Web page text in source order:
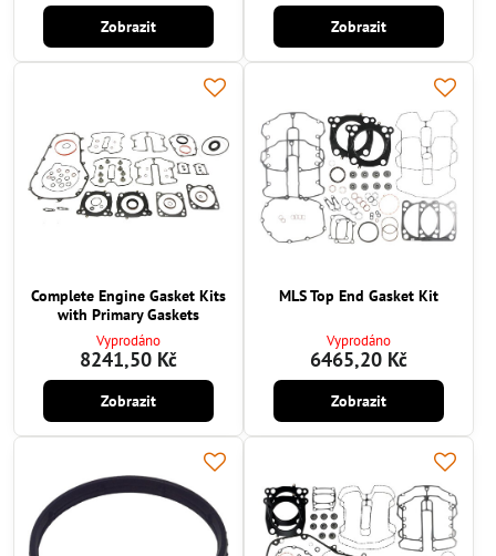
Zobrazit Zobrazit
Complete Engine Gasket Kits
with Primary Gaskets
Vyprodáno
8241,50 Kč
Zobrazit
MLS Top End Gasket Kit
Vyprodáno
6465,20 Kč
Zobrazit